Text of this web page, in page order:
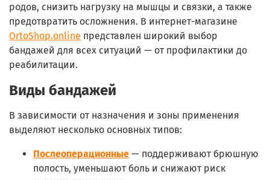
родов, снизить нагрузку на мышцы и связки, а также
предотвратить осложнения. В интернет-магазине
OrtoShop.online представлен широкий выбор
бандажей для всех ситуаций — от профилактики до
реабилитации.
Виды бандажей
В зависимости от назначения и зоны применения
выделяют несколько основных типов:
Послеоперационные — поддерживают брюшную
полость, уменьшают боль и снижают риск